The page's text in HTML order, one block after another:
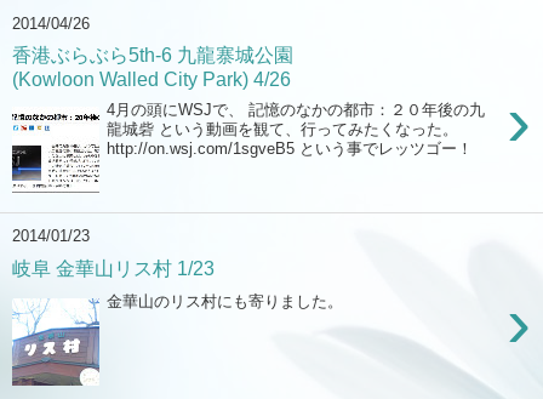
2014/04/26
香港ぶらぶら5th-6 九龍寨城公園
(Kowloon Walled City Park) 4/26
›
4月の頭にWSJで、 記憶のなかの都市：２０年後の九
龍城砦 という動画を観て、行ってみたくなった。
http://on.wsj.com/1sgveB5 という事でレッツゴー！
2014/01/23
岐阜 金華山リス村 1/23
›
金華山のリス村にも寄りました。